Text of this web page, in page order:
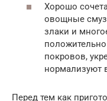
Хорошо
овощные
злаки и
покровов,
нормализуют
Перед тем как